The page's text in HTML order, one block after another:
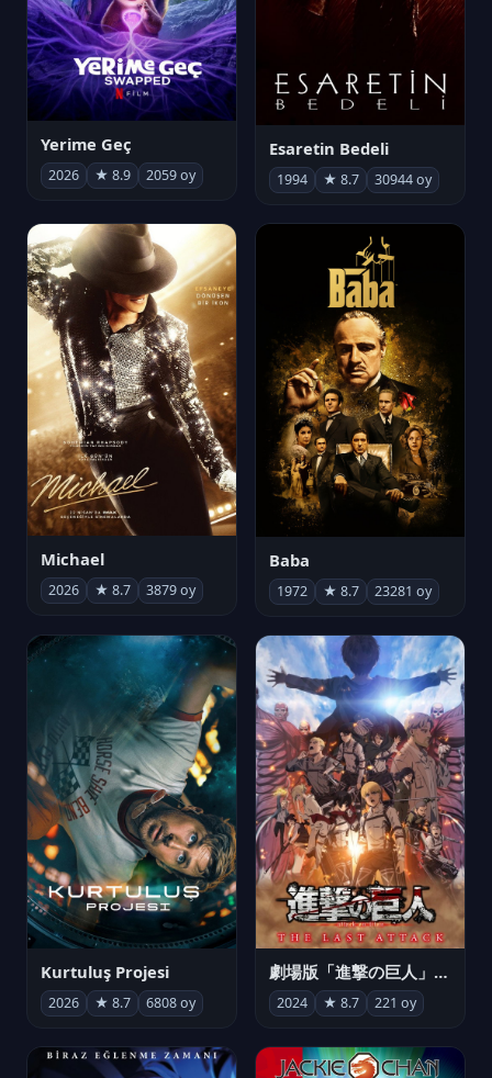
Yerime Geç
2026 ★ 8.9 2059 oy
Esaretin Bedeli
1994 ★ 8.7 30944 oy
Michael
2026 ★ 8.7 3879 oy
Baba
1972 ★ 8.7 23281 oy
Kurtuluş Projesi
2026 ★ 8.7 6808 oy
劇場版「進撃の巨人」完結編 THE LAST ATTACK
2024 ★ 8.7 221 oy